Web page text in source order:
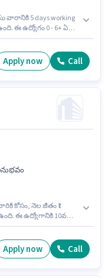
వారానికి 5 days working
ఈ ఉద్యోగం 0 - 6+ ఏళ్లు
ల్యాబ్ సాంకేతిక నిపుణుడు
నియామకం
Apply now Call
కోసం, నెల జీతం ₹1
ఈ ఉద్యోగానికి 10వ
DAY shift మరియు
Apply now Call